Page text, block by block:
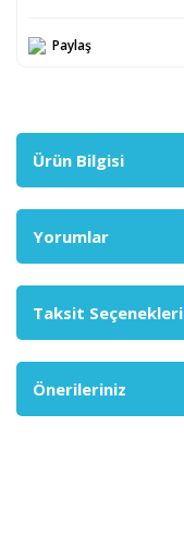
Paylaş
Ürün Bilgisi
Yorumlar
Taksit Seçenekleri
Önerileriniz